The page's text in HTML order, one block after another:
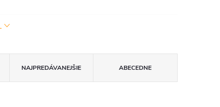
NAJPREDÁVANEJŠIE ABECEDNE